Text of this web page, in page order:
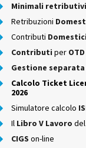
Minimali retributivi
Retribuzioni
Contributi
Contributi per
Gestione separata
Calcolo Ticket
2026
Simulatore calcolo
Il Libro V Lavoro
CIGS on-line